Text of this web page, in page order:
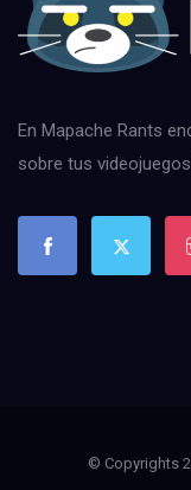
En Mapache Rants
sobre tus
© Copyrights